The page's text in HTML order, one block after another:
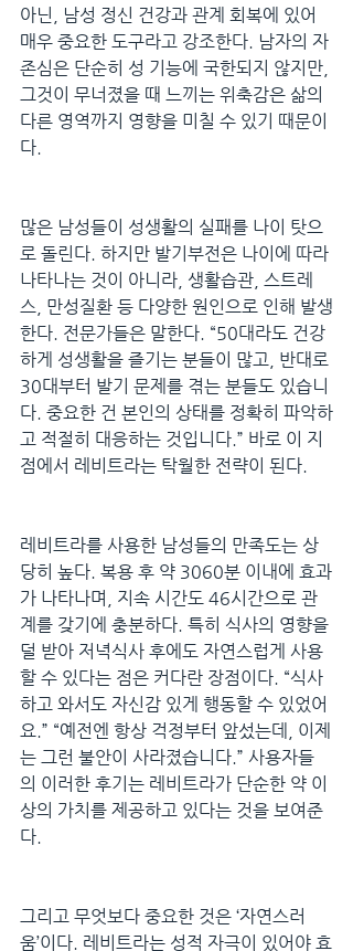
아닌, 남성 정신 건강과 관계 회복에 있어
매우 중요한 도구라고 강조한다. 남자의 자
존심은 단순히 성 기능에 국한되지 않지만,
그것이 무너졌을 때 느끼는 위축감은 삶의
다른 영역까지 영향을 미칠 수 있기 때문이
다.
많은 남성들이 성생활의 실패를 나이 탓으
로 돌린다. 하지만 발기부전은 나이에 따라
나타나는 것이 아니라, 생활습관, 스트레
스, 만성질환 등 다양한 원인으로 인해 발생
한다. 전문가들은 말한다. “50대라도 건강
하게 성생활을 즐기는 분들이 많고, 반대로
30대부터 발기 문제를 겪는 분들도 있습니
다. 중요한 건 본인의 상태를 정확히 파악하
고 적절히 대응하는 것입니다.” 바로 이 지
점에서 레비트라는 탁월한 전략이 된다.
레비트라를 사용한 남성들의 만족도는 상
당히 높다. 복용 후 약 3060분 이내에 효과
가 나타나며, 지속 시간도 46시간으로 관
계를 갖기에 충분하다. 특히 식사의 영향을
덜 받아 저녁식사 후에도 자연스럽게 사용
할 수 있다는 점은 커다란 장점이다. “식사
하고 와서도 자신감 있게 행동할 수 있었어
요.” “예전엔 항상 걱정부터 앞섰는데, 이제
는 그런 불안이 사라졌습니다.” 사용자들
의 이러한 후기는 레비트라가 단순한 약 이
상의 가치를 제공하고 있다는 것을 보여준
다.
그리고 무엇보다 중요한 것은 ‘자연스러
움’이다. 레비트라는 성적 자극이 있어야 효